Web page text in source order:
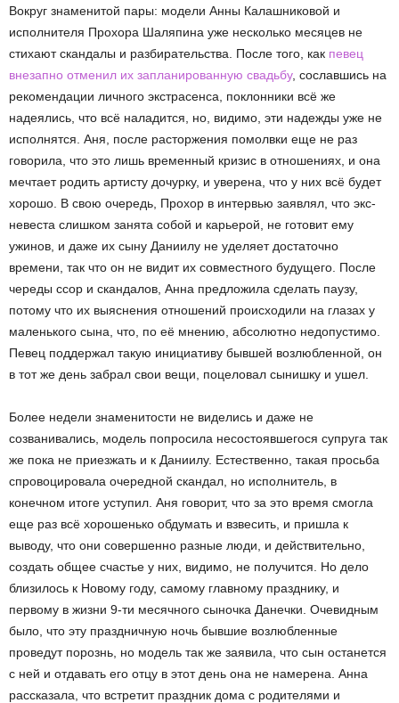
Вокруг знаменитой пары: модели Анны Калашниковой и
исполнителя Прохора Шаляпина уже несколько месяцев не
стихают скандалы и разбирательства. После того, как певец
внезапно отменил их запланированную свадьбу, сославшись на
рекомендации личного экстрасенса, поклонники всё же
надеялись, что всё наладится, но, видимо, эти надежды уже не
исполнятся. Аня, после расторжения помолвки еще не раз
говорила, что это лишь временный кризис в отношениях, и она
мечтает родить артисту дочурку, и уверена, что у них всё будет
хорошо. В свою очередь, Прохор в интервью заявлял, что экс-
невеста слишком занята собой и карьерой, не готовит ему
ужинов, и даже их сыну Даниилу не уделяет достаточно
времени, так что он не видит их совместного будущего. После
череды ссор и скандалов, Анна предложила сделать паузу,
потому что их выяснения отношений происходили на глазах у
маленького сына, что, по её мнению, абсолютно недопустимо.
Певец поддержал такую инициативу бывшей возлюбленной, он
в тот же день забрал свои вещи, поцеловал сынишку и ушел.
Более недели знаменитости не виделись и даже не
созванивались, модель попросила несостоявшегося супруга так
же пока не приезжать и к Даниилу. Естественно, такая просьба
спровоцировала очередной скандал, но исполнитель, в
конечном итоге уступил. Аня говорит, что за это время смогла
еще раз всё хорошенько обдумать и взвесить, и пришла к
выводу, что они совершенно разные люди, и действительно,
создать общее счастье у них, видимо, не получится. Но дело
близилось к Новому году, самому главному празднику, и
первому в жизни 9-ти месячного сыночка Данечки. Очевидным
было, что эту праздничную ночь бывшие возлюбленные
проведут порознь, но модель так же заявила, что сын останется
с ней и отдавать его отцу в этот день она не намерена. Анна
рассказала, что встретит праздник дома с родителями и